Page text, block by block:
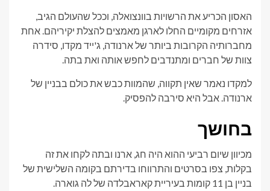
האסון הכריע את הרשויות בוונצואלה, וככל שהעולם הגיב,
אזרחים מקומיים החלו לארגן מאמצים להצלת יקיריהם. אחת
מחברותיה הקרובות ביותר של ארנודה, ג'ייד מקדו, סידרה
צוות של חברים ומתנדבים לחפש אותה ואת בתה.
למקדו נאמר שאין תקווה, שהמוות כבש את כולם בבניין של
ארנודה. אבל היא סירבה להפסיק.
בחושך
מכיוון שיום רביעי ההוא היה חג, ארנו ובתה לקחו את זה
בקלות, צפו בסרטים והתרווחו בדירתם בקומה השלישית של
בניין בן 11 קומות בעיריית קאראבלדה של לה גוארה.